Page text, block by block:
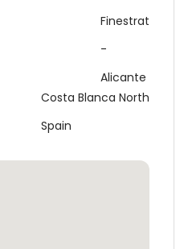
Finestrat
-
Alicante
Costa Blanca North
Spain